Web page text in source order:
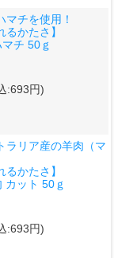
チを使用！
るかたさ】
チ 50ｇ
:693円)
リア産の羊肉（マ
るかたさ】
カット 50ｇ
:693円)